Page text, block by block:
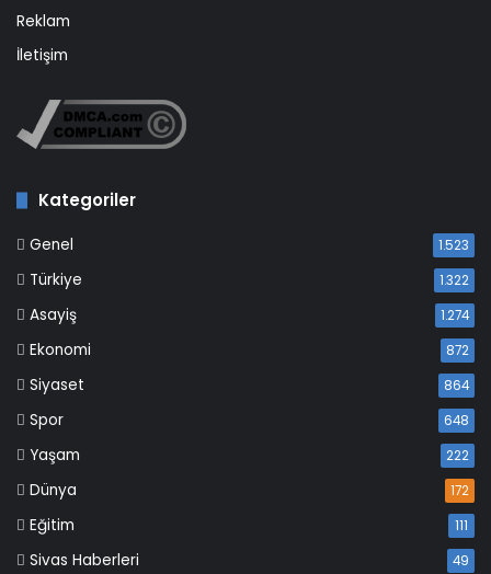
Reklam
İletişim
Kategoriler
Genel 1.523
Türkiye 1.322
Asayiş 1.274
Ekonomi 872
Siyaset 864
Spor 648
Yaşam 222
Dünya 172
Eğitim 111
Sivas Haberleri 49